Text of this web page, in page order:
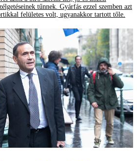
tűnnek. Gyárfás ezzel szemben azt
felületes volt, ugyanakkor tartott tőle.